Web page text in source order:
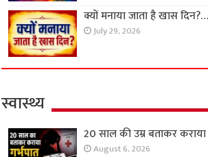
क्यों मनाया जाता है खास
July 29, 2026
स्वास्थ्य
20 साल की उम्र बताकर
August 6, 2026